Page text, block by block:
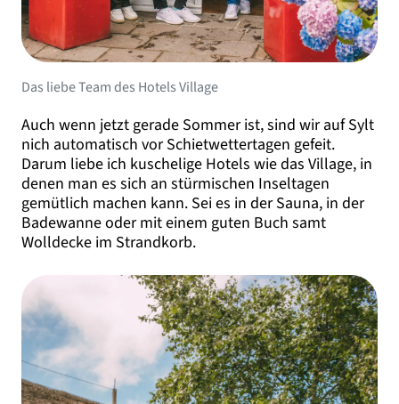
Das liebe Team des Hotels Village
Auch wenn jetzt gerade Sommer ist, sind wir auf Sylt
nich automatisch vor Schietwettertagen gefeit.
Darum liebe ich kuschelige Hotels wie das Village, in
denen man es sich an stürmischen Inseltagen
gemütlich machen kann. Sei es in der Sauna, in der
Badewanne oder mit einem guten Buch samt
Wolldecke im Strandkorb.